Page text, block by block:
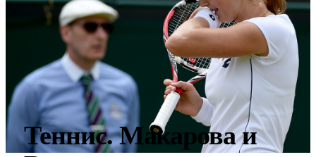
Теннис. Макарова и